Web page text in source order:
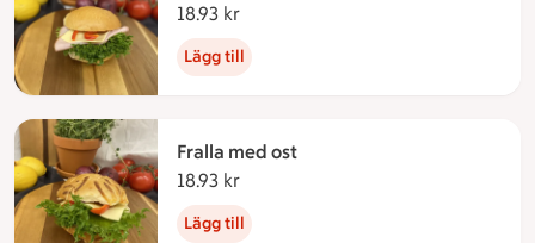
18.93 kr
Lägg till
Fralla med ost
18.93 kr
Lägg till